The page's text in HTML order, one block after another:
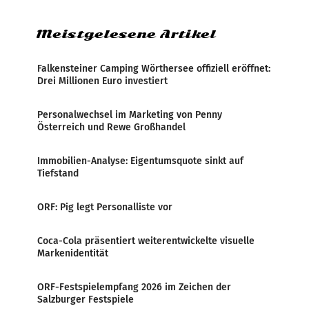
Meistgelesene Artikel
Falkensteiner Camping Wörthersee offiziell eröffnet:
Drei Millionen Euro investiert
Personalwechsel im Marketing von Penny
Österreich und Rewe Großhandel
Immobilien-Analyse: Eigentumsquote sinkt auf
Tiefstand
ORF: Pig legt Personalliste vor
Coca-Cola präsentiert weiterentwickelte visuelle
Markenidentität
ORF-Festspielempfang 2026 im Zeichen der
Salzburger Festspiele